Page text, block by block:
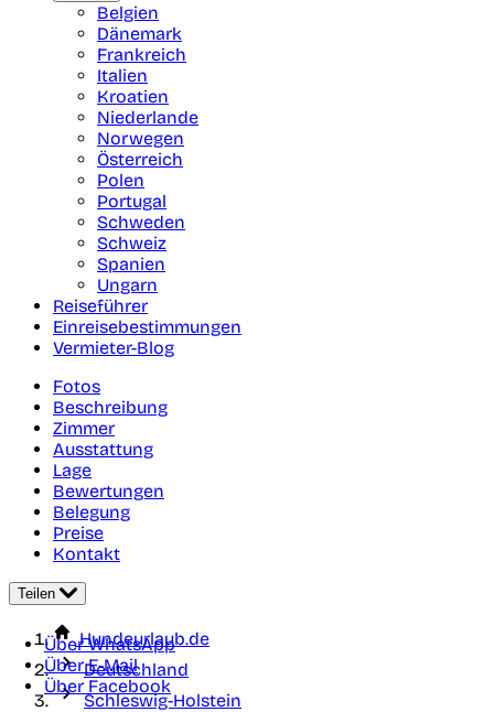
Belgien
Dänemark
Frankreich
Italien
Kroatien
Niederlande
Norwegen
Österreich
Polen
Portugal
Schweden
Schweiz
Spanien
Ungarn
Reiseführer
Einreisebestimmungen
Vermieter-Blog
Fotos
Beschreibung
Zimmer
Ausstattung
Lage
Bewertungen
Belegung
Preise
Kontakt
Teilen
Über WhatsApp
Über E-Mail
Über Facebook
Hundeurlaub.de
Deutschland
Schleswig-Holstein